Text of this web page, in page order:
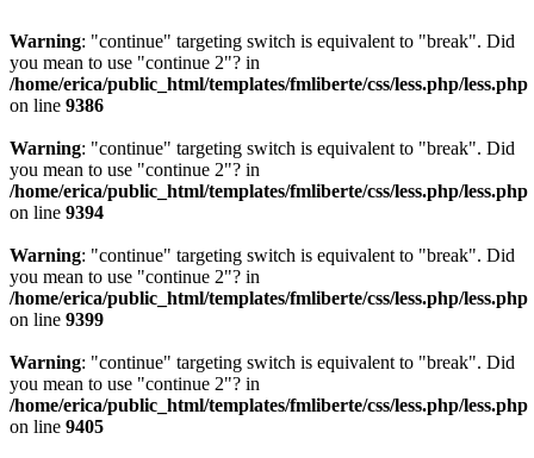
Warning: "continue" targeting switch is equivalent to "break". Did
you mean to use "continue 2"? in
/home/erica/public_html/templates/fmliberte/css/less.php/less.php
on line 9386
Warning: "continue" targeting switch is equivalent to "break". Did
you mean to use "continue 2"? in
/home/erica/public_html/templates/fmliberte/css/less.php/less.php
on line 9394
Warning: "continue" targeting switch is equivalent to "break". Did
you mean to use "continue 2"? in
/home/erica/public_html/templates/fmliberte/css/less.php/less.php
on line 9399
Warning: "continue" targeting switch is equivalent to "break". Did
you mean to use "continue 2"? in
/home/erica/public_html/templates/fmliberte/css/less.php/less.php
on line 9405